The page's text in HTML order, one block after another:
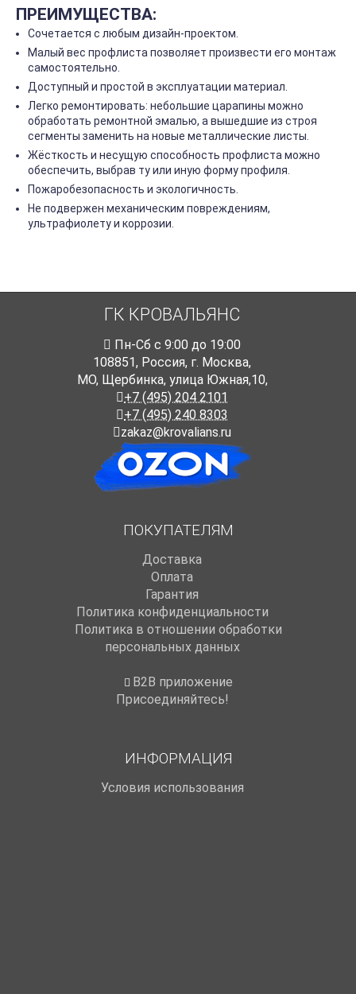
ПРЕИМУЩЕСТВА:
Сочетается с любым дизайн-проектом.
Малый вес профлиста позволяет произвести его монтаж
самостоятельно.
Доступный и простой в эксплуатации материал.
Легко ремонтировать: небольшие царапины можно
обработать ремонтной эмалью, а вышедшие из строя
сегменты заменить на новые металлические листы.
Жёсткость и несущую способность профлиста можно
обеспечить, выбрав ту или иную форму профиля.
Пожаробезопасность и экологичность.
Не подвержен механическим повреждениям,
ультрафиолету и коррозии.
ГК КРОВАЛЬЯНС
Пн-Cб с 9:00 до 19:00
108851, Россия, г. Москва,
МО, Щербинка, улица Южная,10,
+7 (495) 204 2101
+7 (495) 240 8303
zakaz@krovalians.ru
ПОКУПАТЕЛЯМ
Доставка
Оплата
Гарантия
Политика конфиденциальности
Политика в отношении обработки
персональных данных
B2B приложение
Присоединяйтесь!
ИНФОРМАЦИЯ
Условия использования